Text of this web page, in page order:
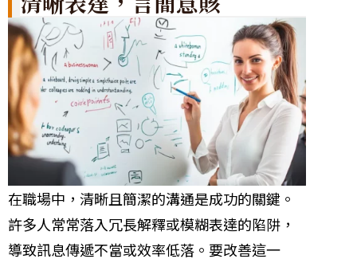
在職場中，清晰且簡潔的溝通是成功的關鍵。
許多人常常落入冗長解釋或模糊表達的陷阱，
導致訊息傳遞不當或效率低落。要改善這一